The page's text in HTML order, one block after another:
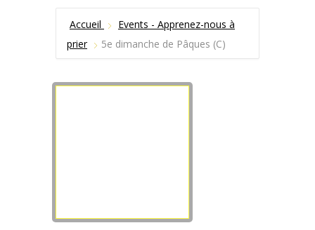
Accueil
Events - Apprenez-nous à
prier
5e dimanche de Pâques (C)